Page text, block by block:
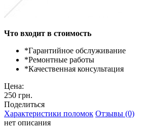
Что входит в стоимость
*Гарантийное обслуживание
*Ремонтные работы
*Качественная консультация
Цена:
250 грн.
Поделиться
Характеристики поломок Отзывы (0)
нет описания